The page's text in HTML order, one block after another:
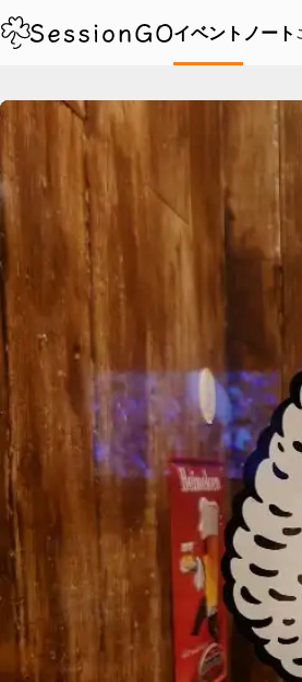
イベント ノート